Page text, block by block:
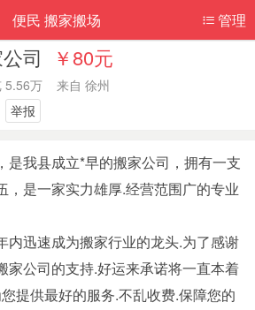
管理
便民 搬家搬场
司 ￥80元
5.56万 来自 徐州
举报
是我县成立*早的搬家公司，拥有一支
，是一家实力雄厚.经营范围广的专业
内迅速成为搬家行业的龙头.为了感谢
家公司的支持.好运来承诺将一直本着
提供最好的服务.不乱收费.保障您的